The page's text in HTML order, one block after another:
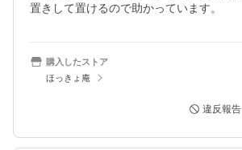
置きして置けるので助かっています。
購入したストア
ほっきょ庵
違反報告